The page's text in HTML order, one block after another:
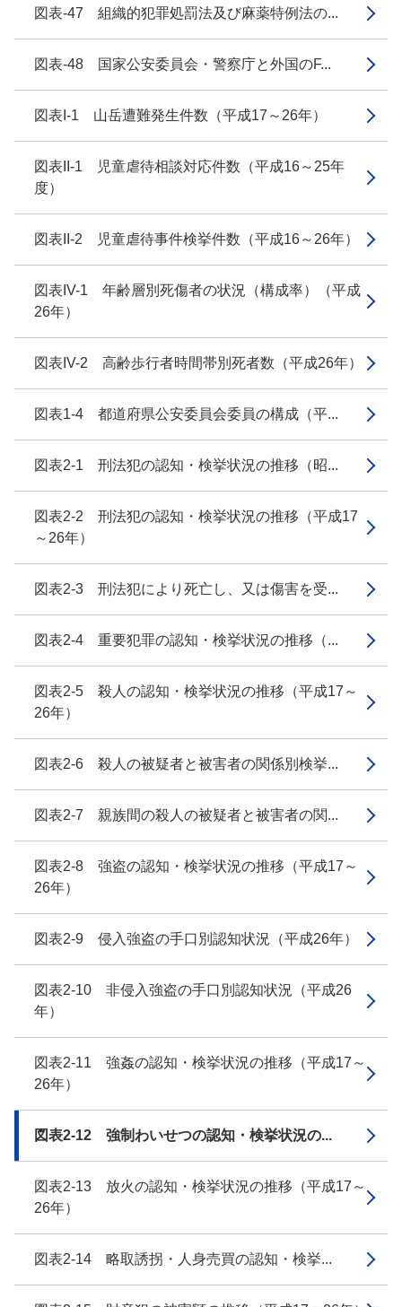
図表-47 組織的犯罪処罰法及び麻薬特例法の...
図表-48 国家公安委員会・警察庁と外国のF...
図表I-1 山岳遭難発生件数（平成17～26年）
図表II-1 児童虐待相談対応件数（平成16～25年
度）
図表II-2 児童虐待事件検挙件数（平成16～26年）
図表IV-1 年齢層別死傷者の状況（構成率）（平成
26年）
図表IV-2 高齢歩行者時間帯別死者数（平成26年）
図表1-4 都道府県公安委員会委員の構成（平...
図表2-1 刑法犯の認知・検挙状況の推移（昭...
図表2-2 刑法犯の認知・検挙状況の推移（平成17
～26年）
図表2-3 刑法犯により死亡し、又は傷害を受...
図表2-4 重要犯罪の認知・検挙状況の推移（...
図表2-5 殺人の認知・検挙状況の推移（平成17～
26年）
図表2-6 殺人の被疑者と被害者の関係別検挙...
図表2-7 親族間の殺人の被疑者と被害者の関...
図表2-8 強盗の認知・検挙状況の推移（平成17～
26年）
図表2-9 侵入強盗の手口別認知状況（平成26年）
図表2-10 非侵入強盗の手口別認知状況（平成26
年）
図表2-11 強姦の認知・検挙状況の推移（平成17～
26年）
図表2-12 強制わいせつの認知・検挙状況の...
図表2-13 放火の認知・検挙状況の推移（平成17～
26年）
図表2-14 略取誘拐・人身売買の認知・検挙...